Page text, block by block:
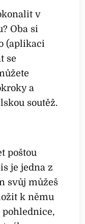
v
Oba si
(aplikaci
se
a
soutěž.
poštou
je jedna z
svůj můžeš
k němu
pohlednice,